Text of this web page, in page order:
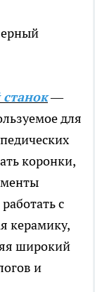
—
для
коронки,
с
керамику,
широкий
и